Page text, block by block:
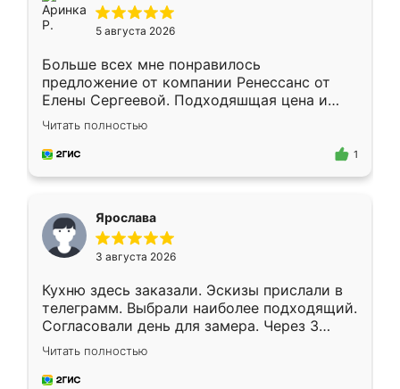
5 августа 2026
Больше всех мне понравилось
предложение от компании Ренессанс от
Елены Сергеевой. Подходяшщая цена и
короткие сроки изготовления. Приехавший
для замера сотрудник Владислав
предложил по моему эскизу самый
Читать полностью
1
Ярослава
3 августа 2026
Кухню здесь заказали. Эскизы прислали в
телеграмм. Выбрали наиболее подходящий.
Согласовали день для замера. Через 3
недели кухня была уже готова. Остались
довольны работой. Спасибо Ренессанс
мебель за качественную работу!
Читать полностью